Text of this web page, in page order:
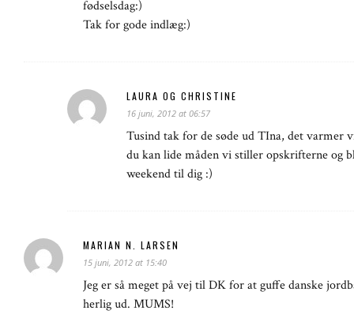
fødselsdag:)
Tak for gode indlæg:)
LAURA OG CHRISTINE
16 juni, 2012 at 06:57
Tusind tak for de søde ud TIna, det varmer
du kan lide måden vi stiller opskrifterne og
weekend til dig :)
MARIAN N. LARSEN
15 juni, 2012 at 15:40
Jeg er så meget på vej til DK for at guffe danske
herlig ud. MUMS!